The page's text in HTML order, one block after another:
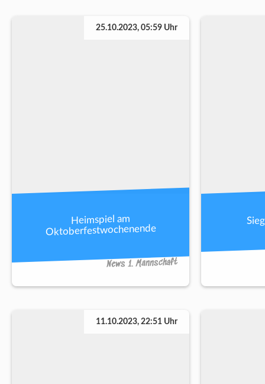
25.10.2023, 05:59 Uhr
Heimspiel am
Oktoberfestwochenende
News 1. Mannschaft
11.10.2023, 22:51 Uhr